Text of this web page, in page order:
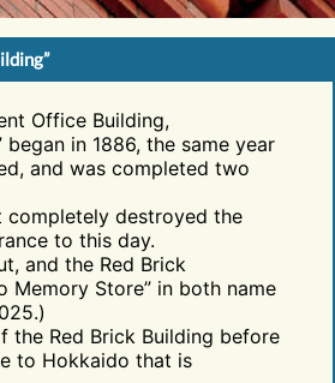
Office Building,
in 1886, the same year
and was completed two
destroyed the
to this day.
and the Red Brick
Memory Store” in both name
the Red Brick Building before
to Hokkaido that is